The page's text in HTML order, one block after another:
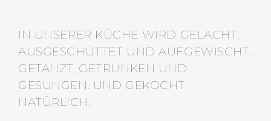
IN UNSERER KÜCHE WIRD GELACHT,
AUSGESCHÜTTET UND AUFGEWISCHT,
GETANZT, GETRUNKEN UND
GESUNGEN. UND GEKOCHT
NATÜRLICH.